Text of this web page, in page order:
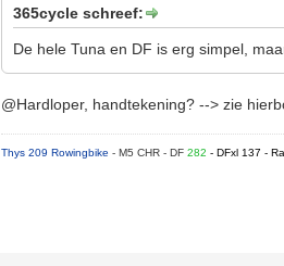
365cycle schreef:
De hele Tuna en DF is erg simpel,
@Hardloper, handtekening? --> zie
Thys 209 Rowingbike- M5 CHR - DF282- DFxl 137 -